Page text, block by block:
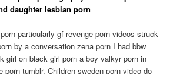
daughter lesbian porn
particularly gf revenge porn videos struck
by a conversation zena porn I had bbw
girl on black girl porn a boy valkyr porn in
porn tumblr. Children sweden porn video do